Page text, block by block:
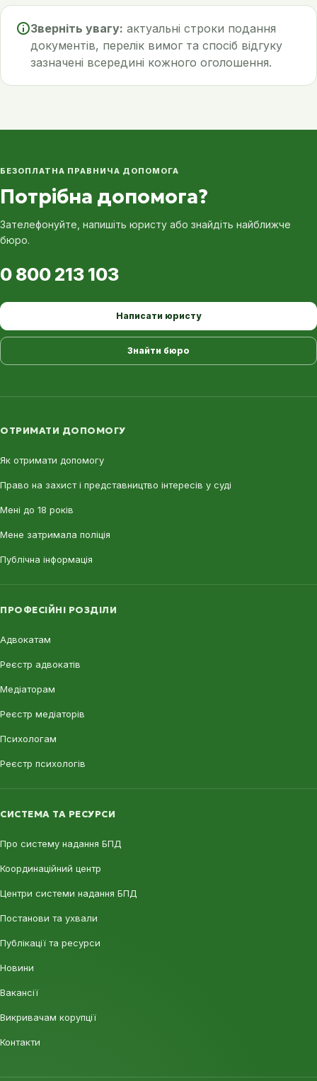
Зверніть увагу: актуальні строки подання
документів, перелік вимог та спосіб відгуку
зазначені всередині кожного оголошення.
БЕЗОПЛАТНА ПРАВНИЧА ДОПОМОГА
Потрібна допомога?
Зателефонуйте, напишіть юристу або знайдіть найближче
бюро.
0 800 213 103
Написати юристу
Знайти бюро
ОТРИМАТИ ДОПОМОГУ
Як отримати допомогу
Право на захист і представництво інтересів у суді
Мені до 18 років
Мене затримала поліція
Публічна інформація
ПРОФЕСІЙНІ РОЗДІЛИ
Адвокатам
Реєстр адвокатів
Медіаторам
Реєстр медіаторів
Психологам
Реєстр психологів
СИСТЕМА ТА РЕСУРСИ
Про систему надання БПД
Координаційний центр
Центри системи надання БПД
Постанови та ухвали
Публікації та ресурси
Новини
Вакансії
Викривачам корупції
Контакти